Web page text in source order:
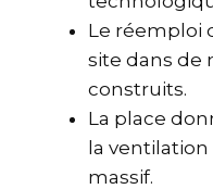
Le réemploi
site dans de
construits.
La place
la
massif.